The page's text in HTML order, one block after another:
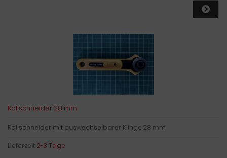
Rollschneider 28 mm
Rollschneider mit auswechselbarer Klinge 28 mm
Lieferzeit:2-3 Tage